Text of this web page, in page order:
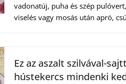
vadonatúj, puha és szép
viselés vagy mosás után apró,
Ez az aszalt szilvával-
hústekercs mindenki